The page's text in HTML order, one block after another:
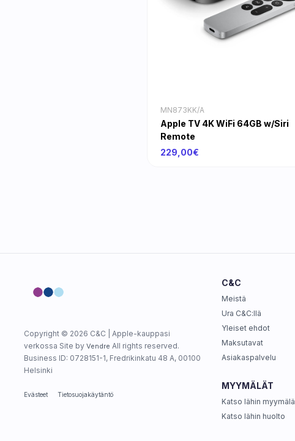
MN873KK/A
Apple TV 4K WiFi 64GB w/Siri
Remote
229,00€
Copyright © 2026 C&C | Apple-kauppasi
verkossa Site by Vendre All rights reserved.
Business ID: 0728151-1, Fredrikinkatu 48 A, 00100
Helsinki
Evästeet Tietosuojakäytäntö
C&C
Meistä
Ura C&C:llä
Yleiset ehdot
Maksutavat
Asiakaspalvelu
MYYMÄLÄT
Katso lähin myymälä
Katso lähin huolto